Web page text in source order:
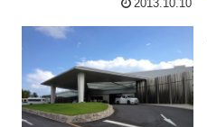
2013.10.10